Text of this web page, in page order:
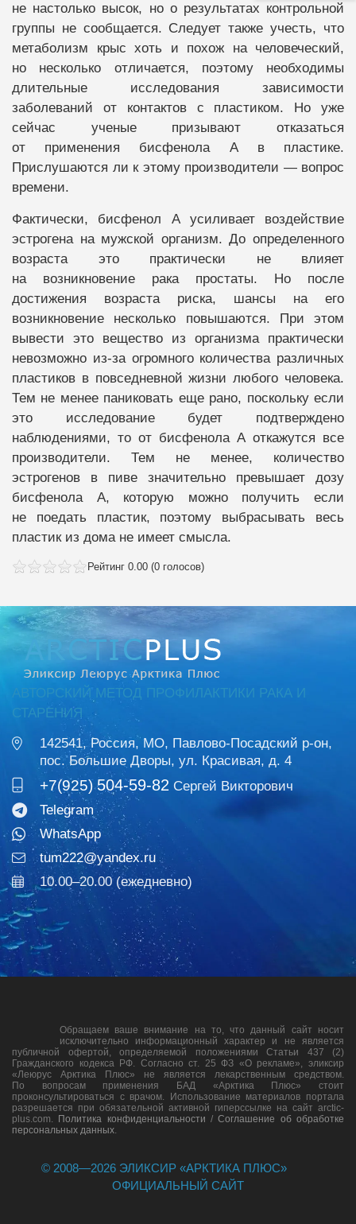
не настолько высок, но о результатах контрольной
группы не сообщается. Следует также учесть, что
метаболизм крыс хоть и похож на человеческий,
но несколько отличается, поэтому необходимы
длительные исследования зависимости
заболеваний от контактов с пластиком. Но уже
сейчас ученые призывают отказаться
от применения бисфенола А в пластике.
Прислушаются ли к этому производители — вопрос
времени.
Фактически, бисфенол А усиливает воздействие
эстрогена на мужской организм. До определенного
возраста это практически не влияет
на возникновение рака простаты. Но после
достижения возраста риска, шансы на его
возникновение несколько повышаются. При этом
вывести это вещество из организма практически
невозможно из-за огромного количества различных
пластиков в повседневной жизни любого человека.
Тем не менее паниковать еще рано, поскольку если
это исследование будет подтверждено
наблюдениями, то от бисфенола А откажутся все
производители. Тем не менее, количество
эстрогенов в пиве значительно превышает дозу
бисфенола А, которую можно получить если
не поедать пластик, поэтому выбрасывать весь
пластик из дома не имеет смысла.
Рейтинг 0.00 (0 голосов)
АВТОРСКИЙ МЕТОД ПРОФИЛАКТИКИ РАКА И
СТАРЕНИЯ
142541, Россия, МО, Павлово-Посадский р-он,
пос. Большие Дворы, ул. Красивая, д. 4
+7(925) 504-59-82 Сергей Викторович
Telegram
WhatsApp
tum222@yandex.ru
10.00–20.00 (ежедневно)
Обращаем ваше внимание на то, что данный сайт носит
исключительно информационный характер и не является
публичной офертой, определяемой положениями Статьи 437 (2)
Гражданского кодекса РФ. Согласно ст. 25 ФЗ «О рекламе», эликсир
«Леюрус Арктика Плюс» не является лекарственным средством.
По вопросам применения БАД «Арктика Плюс» стоит
проконсультироваться с врачом. Использование материалов портала
разрешается при обязательной активной гиперссылке на сайт arctic-
plus.com.
Политика конфиденциальности /Соглашение об обработке
персональных данных.
© 2008—2026ЭЛИКСИР «АРКТИКА ПЛЮС»
ОФИЦИАЛЬНЫЙ САЙТ